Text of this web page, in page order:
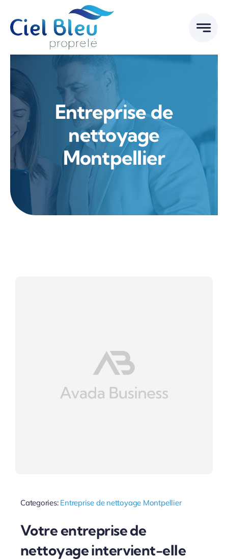
contenu
Entreprise de
nettoyage
Montpellier
Categories: Entreprise de nettoyage Montpellier
Votre entreprise de
nettoyage intervient-elle